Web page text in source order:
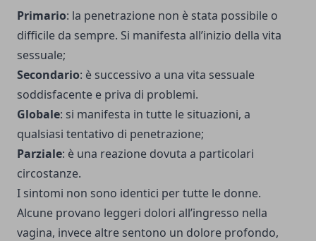
Primario: la penetrazione non è stata possibile o
difficile da sempre. Si manifesta all’inizio della vita
sessuale;
Secondario: è successivo a una vita sessuale
soddisfacente e priva di problemi.
Globale: si manifesta in tutte le situazioni, a
qualsiasi tentativo di penetrazione;
Parziale: è una reazione dovuta a particolari
circostanze.
I sintomi non sono identici per tutte le donne.
Alcune provano leggeri dolori all’ingresso nella
vagina, invece altre sentono un dolore profondo,